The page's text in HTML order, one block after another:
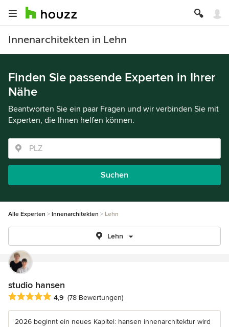
Innenarchitekten in Lehn
Finden Sie passende Experten in Ihrer
Nähe
Beantworten Sie ein paar Fragen und wir verbinden Sie mit
Experten, die Ihnen helfen können.
Suchen
Alle Experten Innenarchitekten Lehn
Lehn
studio hansen
Durchschnittliche Bewertung: 4.9 von 5 Sternen
4,9 (78 Bewertungen)
2026 beginnt ein neues Kapitel: hansen innenarchitektur wird